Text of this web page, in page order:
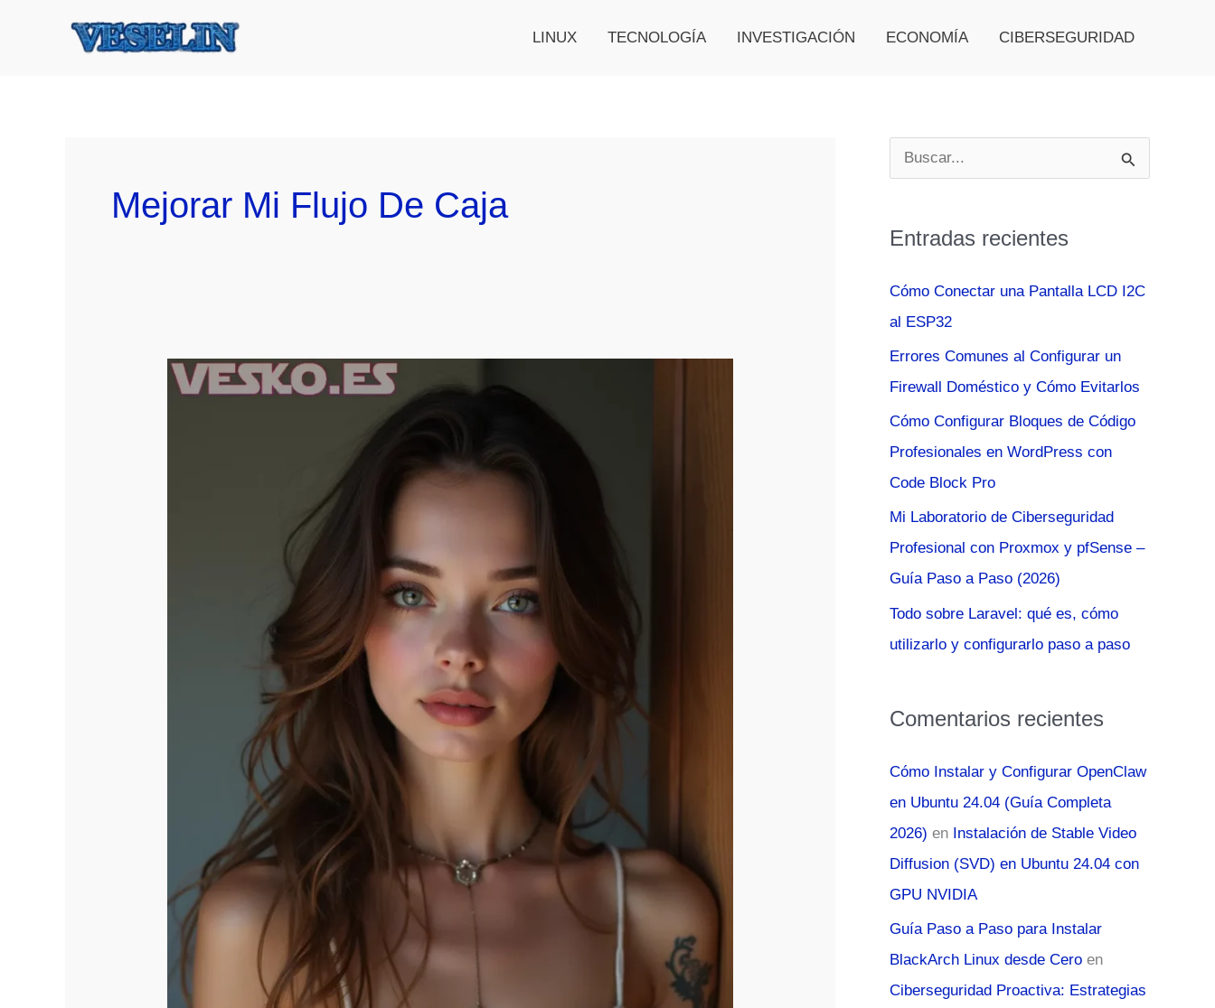
LINUX TECNOLOGÍA INVESTIGACIÓN ECONOMÍA CIBERSEGURIDAD
Mejorar Mi Flujo De Caja
u
c
o
r
:
Entradas recientes
Cómo Conectar una Pantalla LCD I2C
al ESP32
Errores Comunes al Configurar un
Firewall Doméstico y Cómo Evitarlos
Cómo Configurar Bloques de Código
Profesionales en WordPress con
Code Block Pro
Mi Laboratorio de Ciberseguridad
Profesional con Proxmox y pfSense –
Guía Paso a Paso (2026)
Todo sobre Laravel: qué es, cómo
utilizarlo y configurarlo paso a paso
Comentarios recientes
Cómo Instalar y Configurar OpenClaw
en Ubuntu 24.04 (Guía Completa
2026) en Instalación de Stable Video
Diffusion (SVD) en Ubuntu 24.04 con
GPU NVIDIA
Guía Paso a Paso para Instalar
BlackArch Linux desde Cero en
Ciberseguridad Proactiva: Estrategias